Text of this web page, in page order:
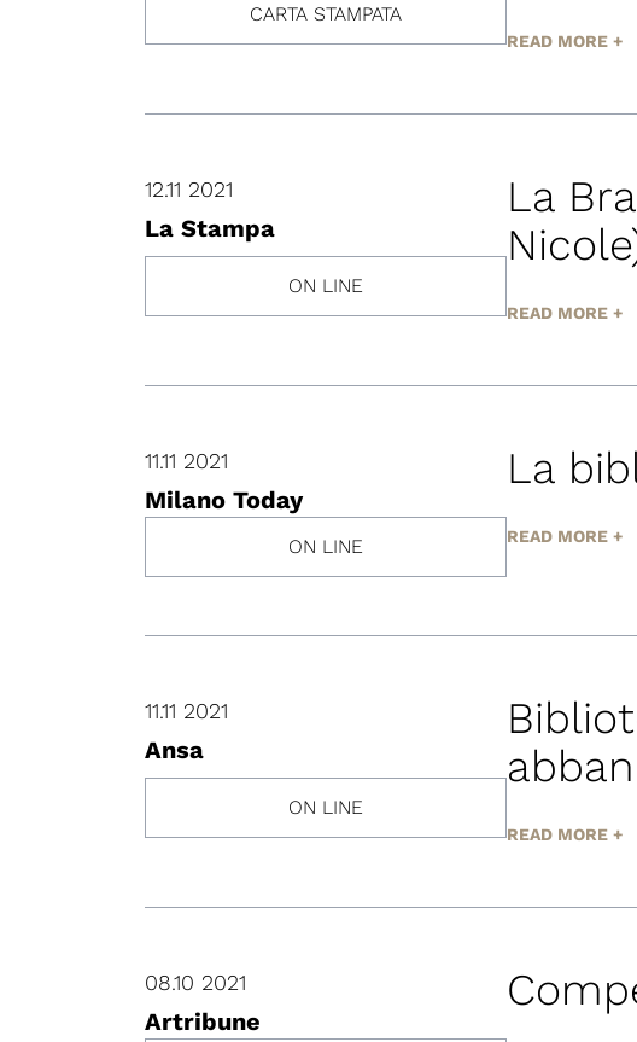
CARTA STAMPATA
READ MORE +
12.11 2021
La Stampa
ON LINE
La
READ MORE +
11.11 2021
Milano Today
ON LINE
La
READ MORE +
11.11 2021
Ansa
ON LINE
READ MORE +
08.10 2021
Artribune